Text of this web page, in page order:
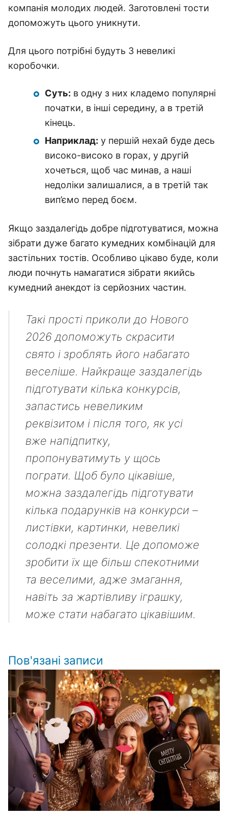
компанія молодих людей. Заготовлені тости
допоможуть цього уникнути.
Для цього потрібні будуть 3 невеликі
коробочки.
Суть: в одну з них кладемо популярні
початки, в інші середину, а в третій
кінець.
Наприклад: у першій нехай буде десь
високо-високо в горах, у другій
хочеться, щоб час минав, а наші
недоліки залишалися, а в третій так
вип’ємо перед боєм.
Якщо заздалегідь добре підготуватися, можна
зібрати дуже багато кумедних комбінацій для
застільних тостів. Особливо цікаво буде, коли
люди почнуть намагатися зібрати якийсь
кумедний анекдот із серйозних частин.
Такі прості приколи до Нового
2026 допоможуть скрасити
свято і зроблять його набагато
веселіше. Найкраще заздалегідь
підготувати кілька конкурсів,
запастись невеликим
реквізитом і після того, як усі
вже напідпитку,
пропонуватимуть у щось
пограти. Щоб було цікавіше,
можна заздалегідь підготувати
кілька подарунків на конкурси –
листівки, картинки, невеликі
солодкі презенти. Це допоможе
зробити їх ще більш спекотними
та веселими, адже змагання,
навіть за жартівливу іграшку,
може стати набагато цікавішим.
Пов'язані записи